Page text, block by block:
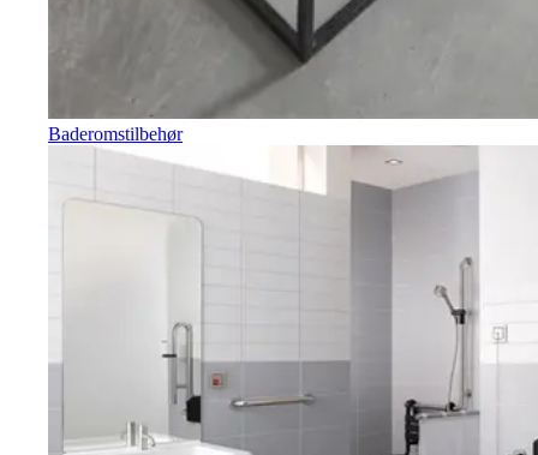
Baderomstilbehør